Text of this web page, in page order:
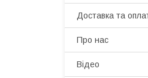
Доставка та
Про нас
Відео